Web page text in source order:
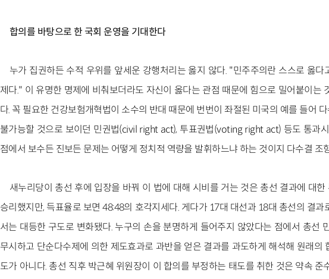
합의를 바탕으로 한 국회 운영을 기대한다
누가 집권하든 수적 우위를 앞세운 강행처리는 옳지 않다. "민주주의란 스스로 옳다
제다." 이 유명한 명제에 비춰보더라도 자신이 옳다는 관점 때문에 힘으로 밀어붙이는
다. 꼭 필요한 건강보험개혁법이 소수의 반대 때문에 번번이 좌절된 미국의 예를 들어
불가능할 것으로 보이던 민권법(civil right act), 투표권법(voting right act) 등도 통과
점에서 보수든 진보든 문제는 어떻게 정치적 역량을 발휘하느냐 하는 것이지 다수결 조
새누리당이 총선 후에 입장을 바꿔 이 법에 대해 시비를 거는 것은 총선 결과에 대
승리했지만, 득표율로 보면 48:48의 호각지세다. 게다가 17대 대선과 18대 총선의 결과
서는 대등한 구도로 변화됐다. 누구의 손을 분명하게 들어주지 않았다는 점에서 총선
무시하고 단순다수제에 의한 제도효과로 과반을 얻은 결과를 과도하게 해석해 원래의
도가 아니다. 총선 직후 박근혜 위원장이 이 합의를 부정하는 태도를 취한 것은 약속